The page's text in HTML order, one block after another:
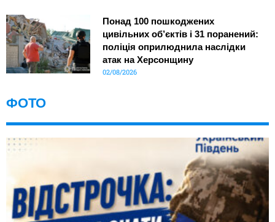
Понад 100 пошкоджених
цивільних об’єктів і 31 поранений:
поліція оприлюднила наслідки
атак на Херсонщину
02/08/2026
ФОТО